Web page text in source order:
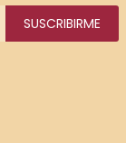
SUSCRIBIRME